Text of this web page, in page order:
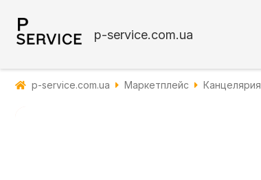
p-service.com.ua
p-service.com.ua Маркетплейс Канцелярия